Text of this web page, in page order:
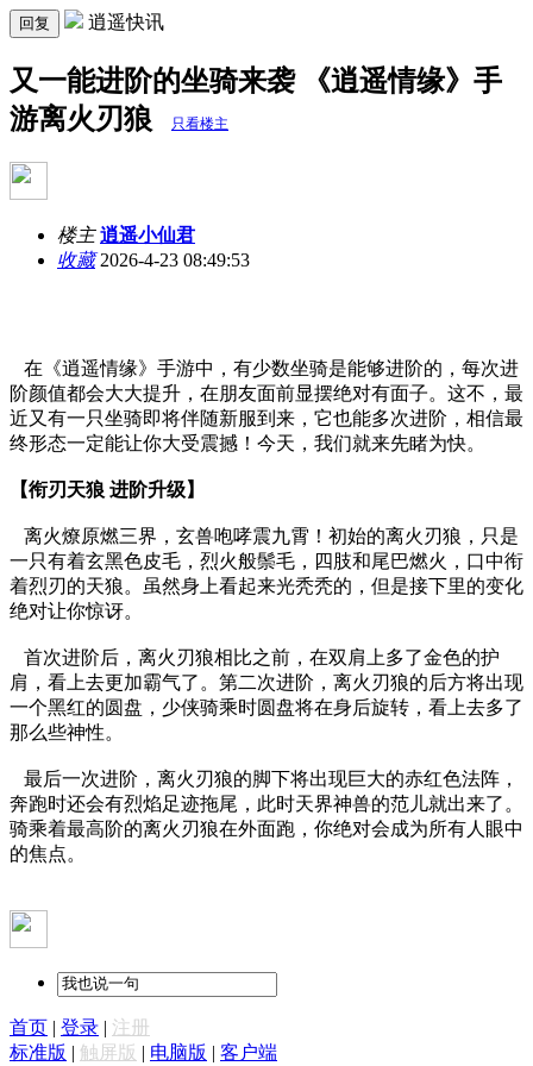
回复 逍遥快讯
又一能进阶的坐骑来袭 《逍遥情缘》手
游离火刃狼
只看楼主
楼主 逍遥小仙君
收藏2026-4-23 08:49:53
在《逍遥情缘》手游中，有少数坐骑是能够进阶的，每次进
阶颜值都会大大提升，在朋友面前显摆绝对有面子。这不，最
近又有一只坐骑即将伴随新服到来，它也能多次进阶，相信最
终形态一定能让你大受震撼！今天，我们就来先睹为快。
【衔刃天狼 进阶升级】
离火燎原燃三界，玄兽咆哮震九霄！初始的离火刃狼，只是
一只有着玄黑色皮毛，烈火般鬃毛，四肢和尾巴燃火，口中衔
着烈刃的天狼。虽然身上看起来光秃秃的，但是接下里的变化
绝对让你惊讶。
首次进阶后，离火刃狼相比之前，在双肩上多了金色的护
肩，看上去更加霸气了。第二次进阶，离火刃狼的后方将出现
一个黑红的圆盘，少侠骑乘时圆盘将在身后旋转，看上去多了
那么些神性。
最后一次进阶，离火刃狼的脚下将出现巨大的赤红色法阵，
奔跑时还会有烈焰足迹拖尾，此时天界神兽的范儿就出来了。
骑乘着最高阶的离火刃狼在外面跑，你绝对会成为所有人眼中
的焦点。
首页 | 登录 | 注册
标准版 | 触屏版 | 电脑版 | 客户端